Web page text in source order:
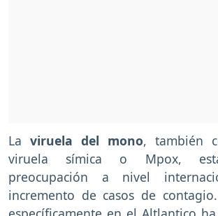
La viruela del mono, también
viruela símica o Mpox,
preocupación a nivel
incremento de casos de